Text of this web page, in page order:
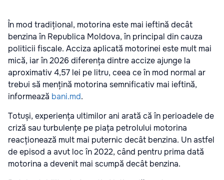
În mod tradițional, motorina este mai ieftină decât
benzina în Republica Moldova, în principal din cauza
politicii fiscale. Acciza aplicată motorinei este mult mai
mică, iar în 2026 diferența dintre accize ajunge la
aproximativ 4,57 lei pe litru, ceea ce în mod normal ar
trebui să mențină motorina semnificativ mai ieftină,
informează bani.md.
Totuși, experiența ultimilor ani arată că în perioadele de
criză sau turbulențe pe piața petrolului motorina
reacționează mult mai puternic decât benzina. Un astfel
de episod a avut loc în 2022, când pentru prima dată
motorina a devenit mai scumpă decât benzina.